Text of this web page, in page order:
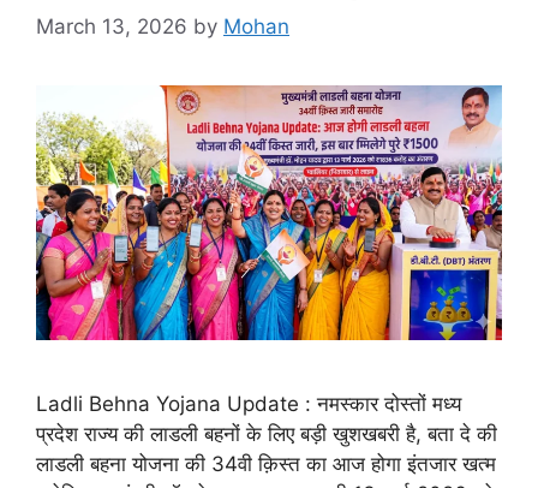
March 13, 2026 by Mohan
Ladli Behna Yojana Update : नमस्कार दोस्तों मध्य
प्रदेश राज्य की लाडली बहनों के लिए बड़ी खुशखबरी है, बता दे की
लाडली बहना योजना की 34वी क़िस्त का आज होगा इंतजार खत्म